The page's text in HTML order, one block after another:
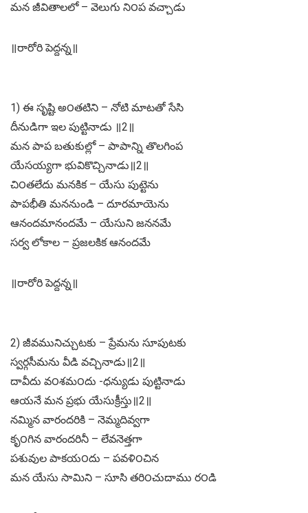
మన జీవితాలలో – వెలుగు ని౦ప వచ్చాడు
॥రారోరి పెద్దన్న॥
1) ఈ సృష్టి అ౦తటిని – నోటి మాటతో సేసి
దీనుడిగా ఇల పుట్టినాడు ॥2॥
మన పాప బతుకుల్లో – పాపాన్ని తొలగింప
యేసయ్యగా భువికొచ్చినాడు॥2॥
చి౦తలేదు మనకిక – యేసు పుట్టెను
పాపభీతి మననుండి – దూరమాయెను
ఆనందమానందమే – యేసుని జననమే
సర్వ లోకాల – ప్రజలకిక ఆనందమే
॥రారోరి పెద్దన్న॥
2) జీవమునిచ్చుటకు – ప్రేమను సూపుటకు
స్వర్గసీమను వీడి వచ్చినాడు॥2॥
దావీదు వ౦శమ౦దు -ధన్యుడు పుట్టినాడు
ఆయనే మన ప్రభు యేసుక్రీస్తు॥2॥
నమ్మిన వారందరికి – నెమ్మదివ్వగా
కృ౦గిన వారందరినీ – లేవనెత్తగా
పశువుల పాకయ౦దు – పవళి౦చిన
మన యేసు సామిని – సూసి తరి౦చుదాము ర౦డి